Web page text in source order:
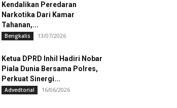
Kendalikan Peredaran
Narkotika Dari Kamar
Tahanan,...
Bengkalis 13/07/2026
Ketua DPRD Inhil Hadiri Nobar
Piala Dunia Bersama Polres,
Perkuat Sinergi...
Advedtorial 16/06/2026